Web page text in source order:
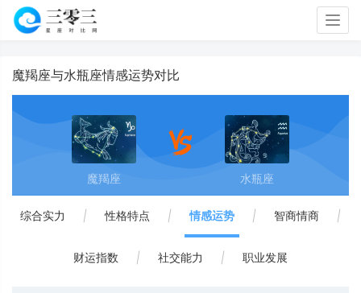
魔羯座与水瓶座情感运势对比
魔羯座 水瓶座
综合实力 | 性格特点 | 情感运势 | 智商情商 |
财运指数 | 社交能力 | 职业发展